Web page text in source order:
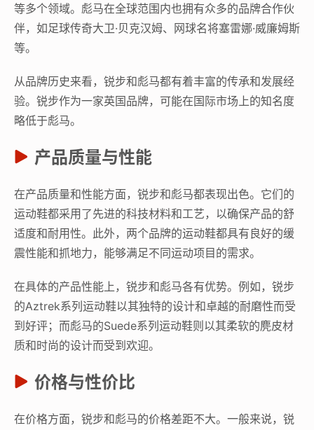
等多个领域。彪马在全球范围内也拥有众多的品牌合作伙
伴，如足球传奇大卫·贝克汉姆、网球名将塞雷娜·威廉姆斯
等。
从品牌历史来看，锐步和彪马都有着丰富的传承和发展经
验。锐步作为一家英国品牌，可能在国际市场上的知名度
略低于彪马。
产品质量与性能
在产品质量和性能方面，锐步和彪马都表现出色。它们的
运动鞋都采用了先进的科技材料和工艺，以确保产品的舒
适度和耐用性。此外，两个品牌的运动鞋都具有良好的缓
震性能和抓地力，能够满足不同运动项目的需求。
在具体的产品性能上，锐步和彪马各有优势。例如，锐步
的Aztrek系列运动鞋以其独特的设计和卓越的耐磨性而受
到好评；而彪马的Suede系列运动鞋则以其柔软的麂皮材
质和时尚的设计而受到欢迎。
价格与性价比
在价格方面，锐步和彪马的价格差距不大。一般来说，锐